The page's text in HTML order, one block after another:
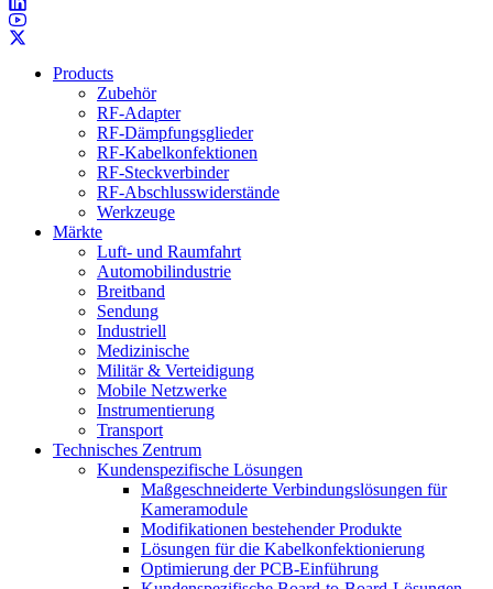
Products
Zubehör
RF-Adapter
RF-Dämpfungsglieder
RF-Kabelkonfektionen
RF-Steckverbinder
RF-Abschlusswiderstände
Werkzeuge
Märkte
Luft- und Raumfahrt
Automobilindustrie
Breitband
Sendung
Industriell
Medizinische
Militär & Verteidigung
Mobile Netzwerke
Instrumentierung
Transport
Technisches Zentrum
Kundenspezifische Lösungen
Maßgeschneiderte Verbindungslösungen für
Kameramodule
Modifikationen bestehender Produkte
Lösungen für die Kabelkonfektionierung
Optimierung der PCB-Einführung